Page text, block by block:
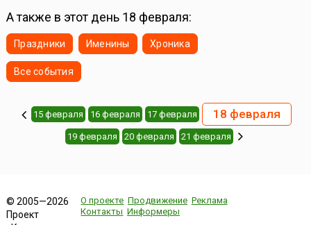
А также в этот день 18 февраля:
Праздники Именины Хроника
Все события
15 февраля 16 февраля 17 февраля 18 февраля
19 февраля 20 февраля 21 февраля
© 2005—2026
Проект
О проекте Продвижение Реклама
Контакты Информеры